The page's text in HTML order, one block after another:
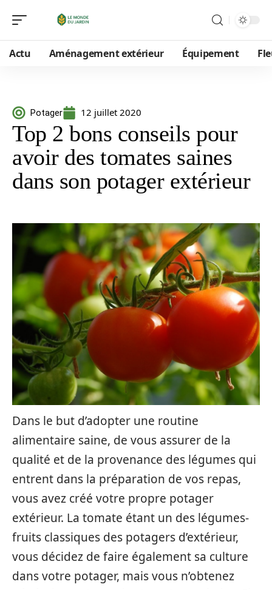
Actu Aménagement extérieur Équipement
Potager 12 juillet 2020
Top 2 bons conseils pour
avoir des tomates saines
dans son potager extérieur
Dans le but d’adopter une routine
alimentaire saine, de vous assurer de la
qualité et de la provenance des légumes qui
entrent dans la préparation de vos repas,
vous avez créé votre propre potager
extérieur. La tomate étant un des légumes-
fruits classiques des potagers d’extérieur,
vous décidez de faire également sa culture
dans votre potager, mais vous n’obtenez